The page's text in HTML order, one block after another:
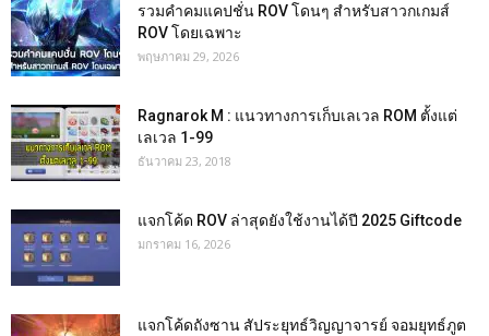
รวมคำคมแคปชั่น ROV โดนๆ สำหรับสาวกเกมส์
ROV โดยเฉพาะ
พฤษภาคม 29, 2026
Ragnarok M : แนวทางการเก็บเลเวล ROM ตั้งแต่
เลเวล 1-99
ธันวาคม 23, 2018
แจกโค้ด ROV ล่าสุดยังใช้งานได้ปี 2025 Giftcode
มกราคม 16, 2026
แจกโค้ดถังซาน สัประยุทธ์วิญญาจารย์ จอมยุทธ์ภูต